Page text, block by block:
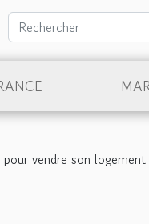
pour vendre son